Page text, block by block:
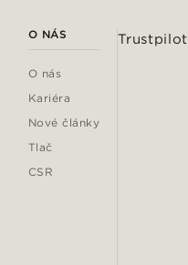
O NÁS
O nás
Kariéra
Nové články
Tlač
CSR
Trustpilot